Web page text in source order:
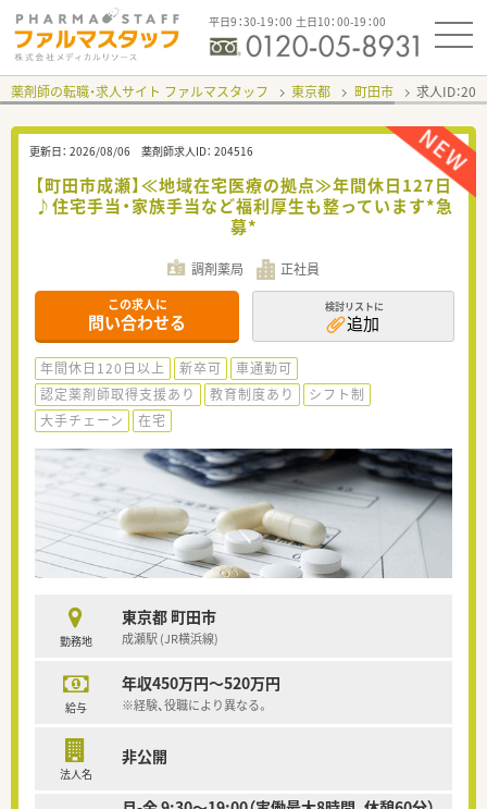
平日9：30-19：00 土日10：00-19：00
薬剤師の転職・求人サイト ファルマスタッフ 東京都 町田市 求人ID：
更新日： 2026/08/06 薬剤師求人ID： 204516
【町田市成瀬】≪地域在宅医療の拠点≫年間休日127日
♪住宅手当・家族手当など福利厚生も整っています*急
募*
調剤薬局 正社員
この求人に
問い合わせる
検討リストに
追加
年間休日120日以上 新卒可
車通勤可
認定薬剤師取得支援あり
教育制度あり
シフト制
大手チェーン
在宅
勤務地
東京都 町田市
成瀬駅 (JR横浜線)
給与
年収450万円～520万円
※経験、役職により異なる。
法人名
非公開